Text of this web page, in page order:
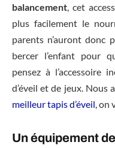
balancement, cet
plus facilement le
parents n’auront donc
bercer l’enfant pour
pensez à l’accessoire
d’éveil et de jeux. Nous
meilleur tapis d’éveil, on
Un équipement